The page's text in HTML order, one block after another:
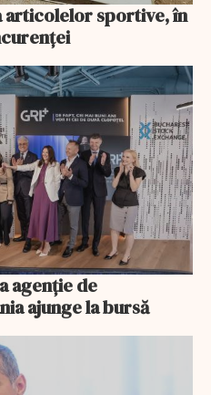
articolelor sportive, în
agenție de
ajunge la bursă